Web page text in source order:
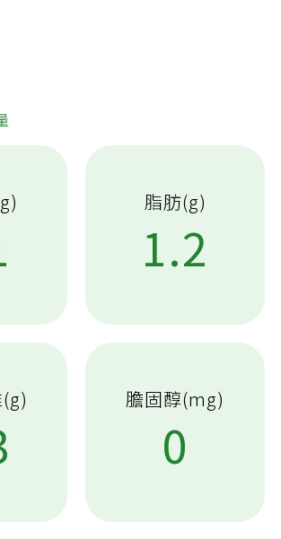
脂肪(g)
1.2
膽固醇(mg)
0